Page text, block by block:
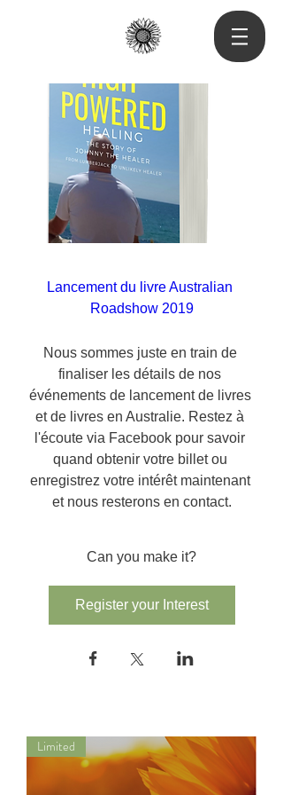
Lancement du livre Australian
Roadshow 2019
Nous sommes juste en train de
finaliser les détails de nos
événements de lancement de livres
et de livres en Australie. Restez à
l'écoute via Facebook pour savoir
quand obtenir votre billet ou
enregistrez votre intérêt maintenant
et nous resterons en contact.
Can you make it?
Register your Interest
Limited